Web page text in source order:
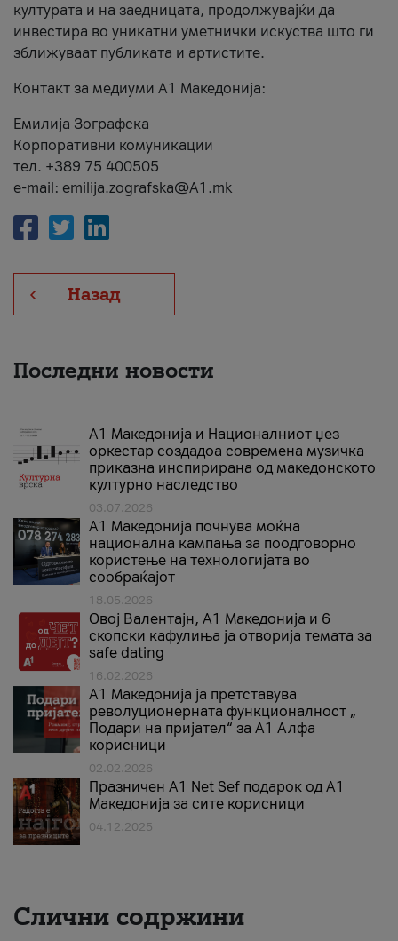
културата и на заедницата, продолжувајќи да
инвестира во уникатни уметнички искуства што ги
зближуваат публиката и артистите.
Контакт за медиуми А1 Македонија:
Емилија Зографска
Корпоративни комуникации
тел. +389 75 400505
e-mail: emilija.zografska@A1.mk
Назад
Последни новости
А1 Македонија и Националниот џез
оркестар создадоа современа музичка
приказна инспирирана од македонското
културно наследство
03.07.2026
A1 Македонија почнува моќна
национална кампања за поодговорно
користење на технологијата во
сообраќајот
18.05.2026
Овој Валентајн, A1 Македонија и 6
скопски кафулиња ја отворија темата за
safe dating
16.02.2026
А1 Македонија ја претставува
револуционерната функционалност „
Подари на пријател“ за А1 Алфа
корисници
02.02.2026
Празничен A1 Net Sеf подарок од А1
Македонија за сите корисници
04.12.2025
Слични содржини